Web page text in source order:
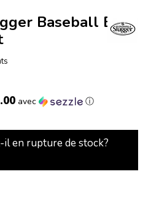
Baseball Ball
avec ⓘ
en rupture de stock?